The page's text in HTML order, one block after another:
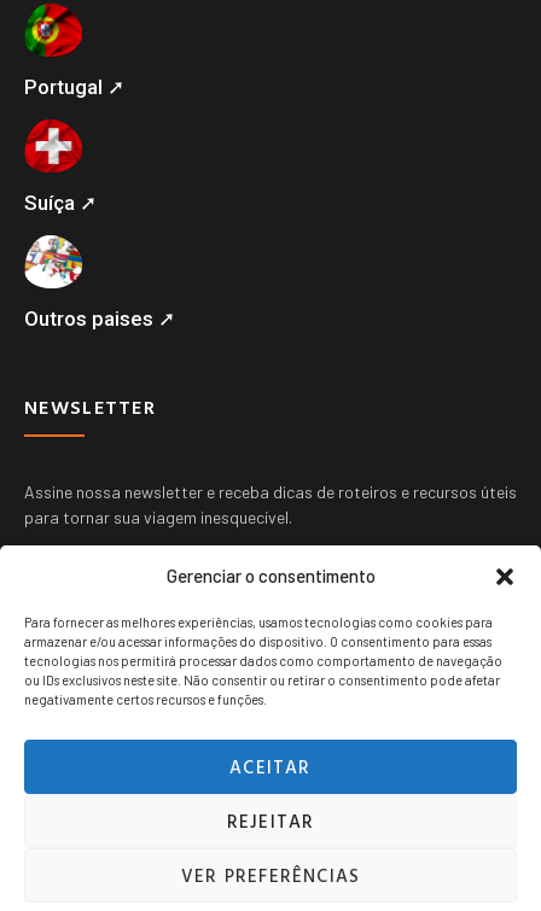
Gerenciar o consentimento
Para fornecer as melhores experiências, usamos tecnologias como cookies para
armazenar e/ou acessar informações do dispositivo. O consentimento para essas
tecnologias nos permitirá processar dados como comportamento de navegação
ou IDs exclusivos neste site. Não consentir ou retirar o consentimento pode afetar
negativamente certos recursos e funções.
ACEITAR
REJEITAR
VER PREFERÊNCIAS
Portugal ➚
Suíça ➚
Outros paises ➚
NEWSLETTER
Assine nossa newsletter e receba dicas de roteiros e recursos úteis
para tornar sua viagem inesquecível.
ENVIAR
Viagem jovem copyright © 2024. Todos os direitos reservados.
POLITICA DE PRIVACIDADE TERMOS DE USO